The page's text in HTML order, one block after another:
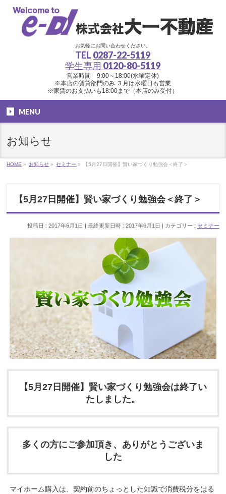
お気軽にお問い合わせください。
TEL 0287-22-5119
学生専用 0120-80-5119
営業時間 9:00～18:00(水曜定休)
※本店の賃貸部門のみ ３月は水曜日も営業
※家賃のお支払いも18:00まで（本店のみ受付）
MENU
お知らせ
HOME » お知らせ » セミナー » 【5月27日開催】賢い家づくり勉強会＜終了＞
【5月27日開催】賢い家づくり勉強会＜終了＞
投稿日 : 2017年6月1日 最終更新日時 : 2017年6月1日 カテゴリー : セミナー
【5月27日開催】賢い家づくり勉強会は終了い
たしました。
多くの方にご参加頂き、ありがとうございま
した
マイホーム購入は、契約前のちょっとした知識で消費税分をはる